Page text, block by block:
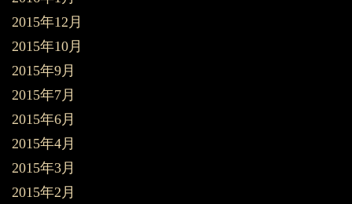
2015年12月
2015年10月
2015年9月
2015年7月
2015年6月
2015年4月
2015年3月
2015年2月